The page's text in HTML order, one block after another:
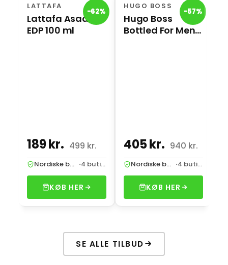
-62%
LATTAFA
Lattafa Asad
EDP 100 ml
189 kr. 499 kr.
Nordiske butikker · 4 butikker
KØB HER
-57%
HUGO BOSS
Hugo Boss
Bottled For Men
405 kr. 940 kr.
Nordiske butikker · 4 butikker
KØB HER
SE ALLE TILBUD